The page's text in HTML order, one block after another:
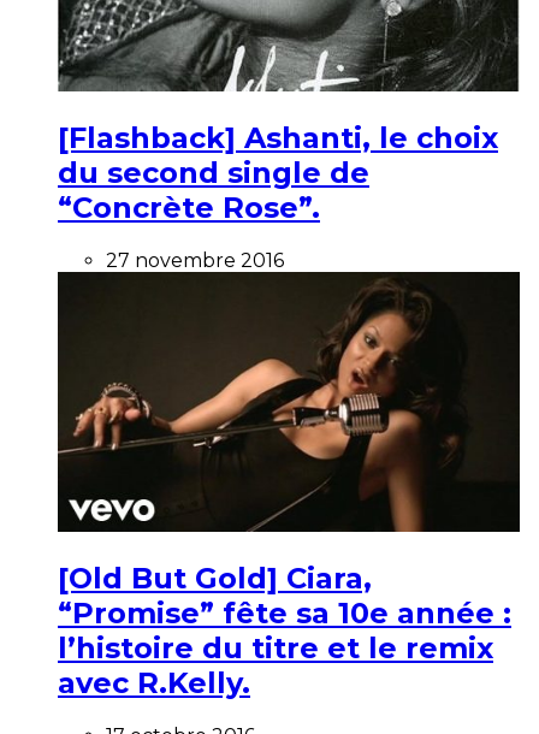
[Flashback] Ashanti, le choix
du second single de
“Concrète Rose”.
27 novembre 2016
[Old But Gold] Ciara,
“Promise” fête sa 10e année :
l’histoire du titre et le remix
avec R.Kelly.